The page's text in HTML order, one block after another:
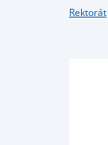
Rektorát